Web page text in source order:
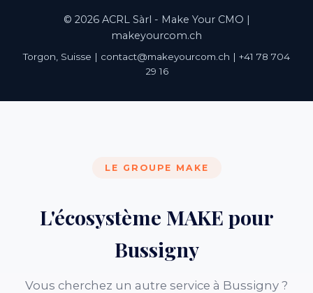
© 2026 ACRL Sàrl - Make Your CMO |
makeyourcom.ch
Torgon, Suisse | contact@makeyourcom.ch | +41 78 704
29 16
LE GROUPE MAKE
L'écosystème MAKE pour
Bussigny
Vous cherchez un autre service à Bussigny ?